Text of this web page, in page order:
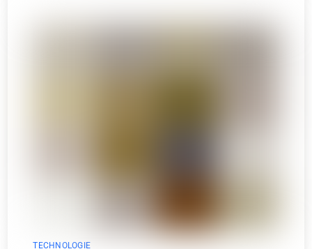
TECHNOLOGIE